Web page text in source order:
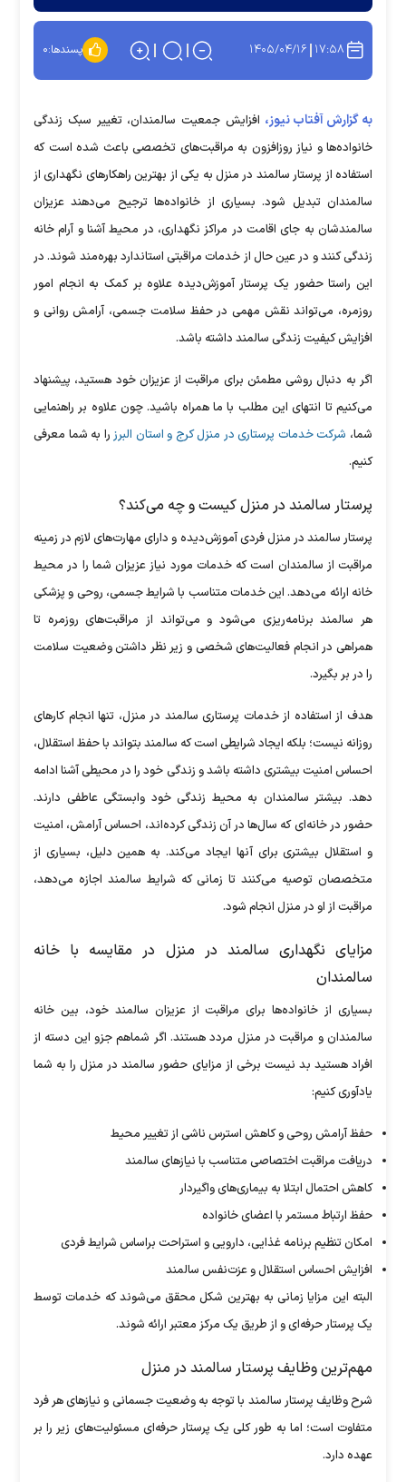
۱۷:۵۸ ۱۴۰۵/۰۴/۱۶ پسندها:۰
به گزارش آفتاب نیوز، افزایش جمعیت سالمندان، تغییر سبک زندگی
خانواده‌ها و نیاز روزافزون به مراقبت‌های تخصصی باعث شده است که
استفاده از پرستار سالمند در منزل به یکی از بهترین راهکار‌های نگهداری از
سالمندان تبدیل شود. بسیاری از خانواده‌ها ترجیح می‌دهند عزیزان
سالمندشان به جای اقامت در مراکز نگهداری، در محیط آشنا و آرام خانه
زندگی کنند و در عین حال از خدمات مراقبتی استاندارد بهره‌مند شوند. در
این راستا حضور یک پرستار آموزش‌دیده علاوه بر کمک به انجام امور
روزمره، می‌تواند نقش مهمی در حفظ سلامت جسمی، آرامش روانی و
افزایش کیفیت زندگی سالمند داشته باشد.
اگر به دنبال روشی مطمئن برای مراقبت از عزیزان خود هستید، پیشنهاد
می‌کنیم تا انتهای این مطلب با ما همراه باشید. چون علاوه بر راهنمایی
شما، شرکت خدمات پرستاری در منزل کرج و استان البرزرا به شما معرفی
کنیم.
پرستار سالمند در منزل کیست و چه می‌کند؟
پرستار سالمند در منزل فردی آموزش‌دیده و دارای مهارت‌های لازم در زمینه
مراقبت از سالمندان است که خدمات مورد نیاز عزیزان شما را در محیط
خانه ارائه می‌دهد. این خدمات متناسب با شرایط جسمی، روحی و پزشکی
هر سالمند برنامه‌ریزی می‌شود و می‌تواند از مراقبت‌های روزمره تا
همراهی در انجام فعالیت‌های شخصی و زیر نظر داشتن وضعیت سلامت
را در بر بگیرد.
هدف از استفاده از خدمات پرستاری سالمند در منزل، تنها انجام کار‌های
روزانه نیست؛ بلکه ایجاد شرایطی است که سالمند بتواند با حفظ استقلال،
احساس امنیت بیشتری داشته باشد و زندگی خود را در محیطی آشنا ادامه
دهد. بیشتر سالمندان به محیط زندگی خود وابستگی عاطفی دارند.
حضور در خانه‌ای که سال‌ها در آن زندگی کرده‌اند، احساس آرامش، امنیت
و استقلال بیشتری برای آنها ایجاد می‌کند. به همین دلیل، بسیاری از
متخصصان توصیه می‌کنند تا زمانی که شرایط سالمند اجازه می‌دهد،
مراقبت از او در منزل انجام شود.
مزایای نگهداری سالمند در منزل در مقایسه با خانه
سالمندان
بسیاری از خانواده‌ها برای مراقبت از عزیزان سالمند خود، بین خانه
سالمندان و مراقبت در منزل مردد هستند. اگر شماهم جزو این دسته از
افراد هستید بد نیست برخی از مزایای حضور سالمند در منزل را به شما
یادآوری کنیم:
حفظ آرامش روحی و کاهش استرس ناشی از تغییر محیط
دریافت مراقبت اختصاصی متناسب با نیاز‌های سالمند
کاهش احتمال ابتلا به بیماری‌های واگیردار
حفظ ارتباط مستمر با اعضای خانواده
امکان تنظیم برنامه غذایی، دارویی و استراحت براساس شرایط فردی
افزایش احساس استقلال و عزت‌نفس سالمند
البته این مزایا زمانی به بهترین شکل محقق می‌شوند که خدمات توسط
یک پرستار حرفه‌ای و از طریق یک مرکز معتبر ارائه شوند.
مهم‌ترین وظایف پرستار سالمند در منزل
شرح وظایف پرستار سالمند با توجه به وضعیت جسمانی و نیاز‌های هر فرد
متفاوت است؛ اما به طور کلی یک پرستار حرفه‌ای مسئولیت‌های زیر را بر
عهده دارد.